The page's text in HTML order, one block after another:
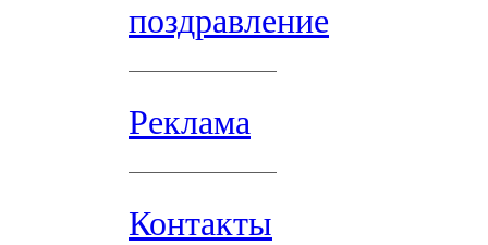
поздравление
Реклама
Контакты